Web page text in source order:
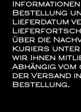
Bestellung
Lieferdatum
über die
Kuriers unter
wir Ihnen
Abhängig
der Versand
Bestellung.